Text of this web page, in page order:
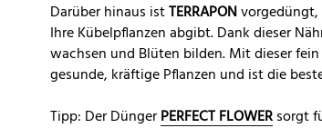
Darüber hinaus istTERRAPONvorgedüngt,
Ihre Kübelpflanzen abgibt. Dank dieser
wachsen und Blüten bilden. Mit dieser
gesunde, kräftige Pflanzen und ist die
Tipp: Der DüngerPERFECT FLOWERsorgt